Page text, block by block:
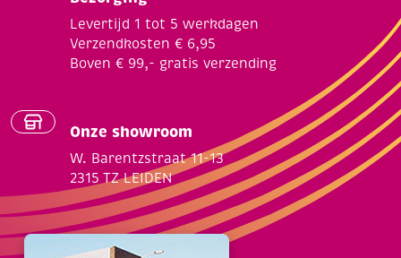
Levertijd 1 tot 5 werkdagen
Verzendkosten € 6,95
Boven € 99,- gratis verzending
Onze showroom
W. Barentzstraat 11-13
2315 TZ LEIDEN